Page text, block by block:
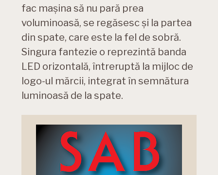
fac mașina să nu pară prea
voluminoasă, se regăsesc și la partea
din spate, care este la fel de sobră.
Singura fantezie o reprezintă banda
LED orizontală, întreruptă la mijloc de
logo-ul mărcii, integrat în semnătura
luminoasă de la spate.